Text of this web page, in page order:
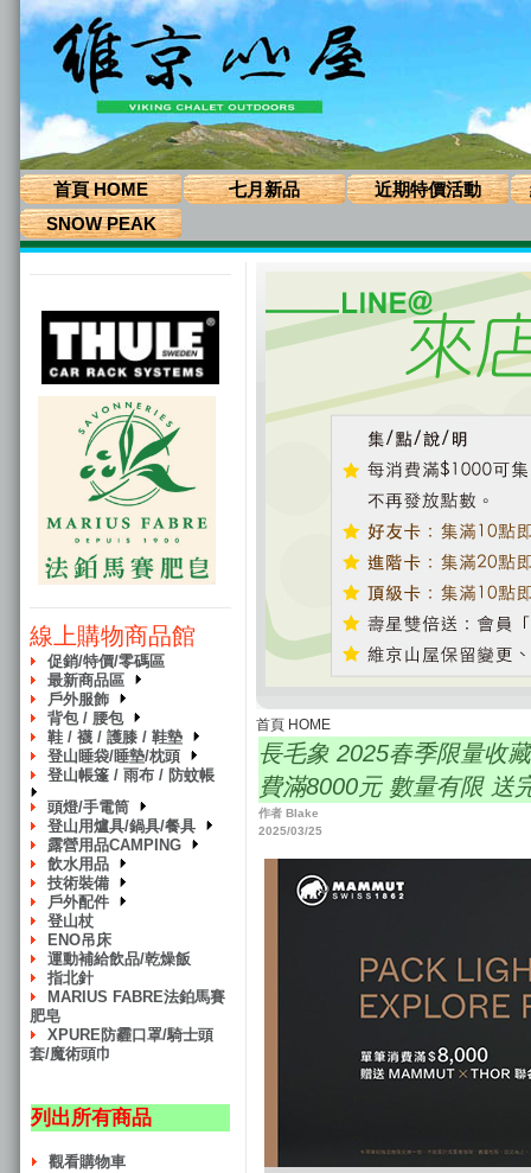
首頁 HOME 七月新品 近期特價活動
SNOW PEAK
線上購物商品館
促銷/特價/零碼區
最新商品區
戶外服飾
背包 / 腰包
鞋 / 襪 / 護膝 / 鞋墊
登山睡袋/睡墊/枕頭
登山帳篷 / 雨布 / 防蚊帳
頭燈/手電筒
登山用爐具/鍋具/餐具
露營用品CAMPING
飲水用品
技術裝備
戶外配件
登山杖
ENO吊床
運動補給飲品/乾燥飯
指北針
MARIUS FABRE法鉑馬賽
肥皂
XPURE防霾口罩/騎士頭
套/魔術頭巾
列出所有商品
觀看購物車
首頁 HOME
長毛象 2025春季限量收
費滿8000元 數量有限 送
作者 Blake
2025/03/25